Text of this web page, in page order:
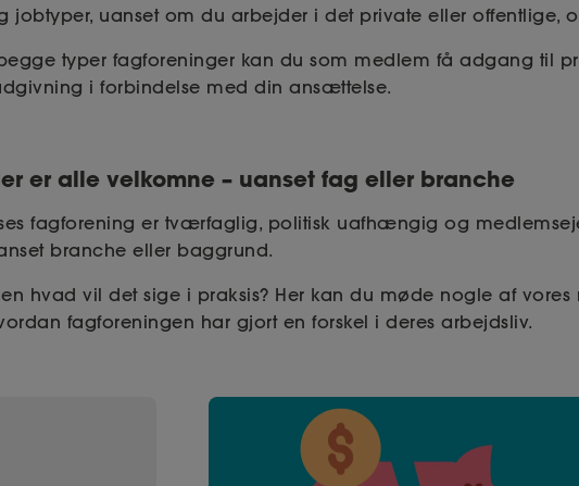
jobtyper, uanset om du arbejder i det private eller offentlige,
typer fagforeninger kan du som medlem få adgang til
i forbindelse med din ansættelse.
er alle velkomne – uanset fag eller branche
fagforening er tværfaglig, politisk uafhængig og
branche eller baggrund.
hvad vil det sige i praksis? Her kan du møde nogle af vores
fagforeningen har gjort en forskel i deres arbejdsliv.